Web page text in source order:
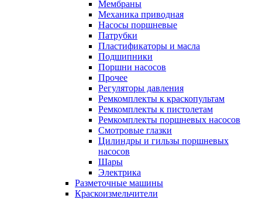
Мембраны
Механика приводная
Насосы поршневые
Патрубки
Пластификаторы и масла
Подшипники
Поршни насосов
Прочее
Регуляторы давления
Ремкомплекты к краскопультам
Ремкомплекты к пистолетам
Ремкомплекты поршневых насосов
Смотровые глазки
Цилиндры и гильзы поршневых
насосов
Шары
Электрика
Разметочные машины
Краскоизмельчители